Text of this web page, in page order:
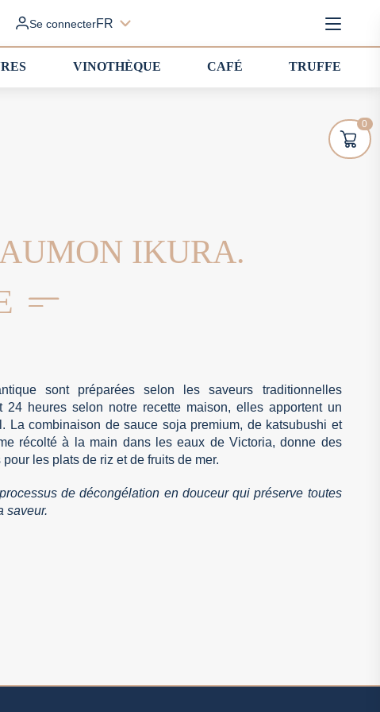
Se connecterFR
VINOTHÈQUE CAFÉ TRUFFE
IKURA.
sont préparées selon les saveurs traditionnelles
24 heures selon notre recette maison, elles apportent un
La combinaison de sauce soja premium, de katsubushi et
récolté à la main dans les eaux de Victoria, donne des
les plats de riz et de fruits de mer.
de décongélation en douceur qui préserve toutes
saveur.
0